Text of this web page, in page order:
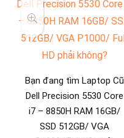
Bạn đang tìm Laptop Cũ
Dell Precision 5530 Core
i7 – 8850H RAM 16GB/
SSD 512GB/ VGA